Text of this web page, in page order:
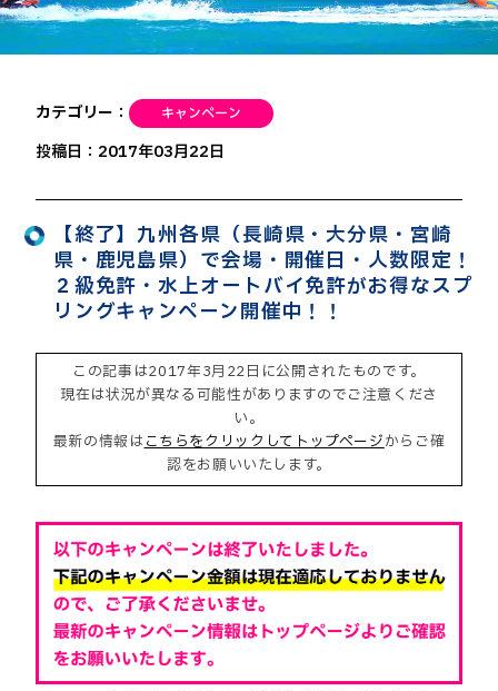
カテゴリー：
投稿日：2017年03月22日
【終了】九州各県（長崎県・大分県・宮崎
県・鹿児島県）で会場・開催日・人数限定！
２級免許・水上オートバイ免許がお得なスプ
リングキャンペーン開催中！！
この記事は2017年3月22日に公開されたものです。
現在は状況が異なる可能性がありますのでご注意くださ
い。
最新の情報はこちらをクリックしてトップページからご確
認をお願いいたします。